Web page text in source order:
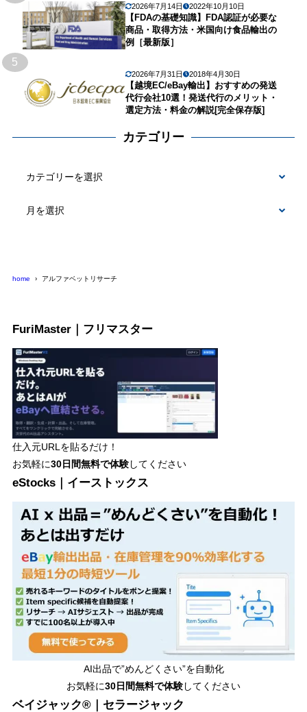
2026年7月14日 2022年10月10日
【FDAの基礎知識】FDA認証が必要な
商品・取得方法・米国向け食品輸出の
例［最新版］
5
2026年7月31日 2018年4月30日
【越境EC/eBay輸出】おすすめの発送
代行会社10選！発送代行のメリット・
選定方法・料金の解説[完全保存版]
カテゴリー
home アルファベットリサーチ
FuriMaster｜フリマスター
仕入元URLを貼るだけ！
お気軽に30日間無料で体験してください
eStocks｜イーストックス
AI出品で”めんどくさい”を自動化
お気軽に30日間無料で体験してください
ベイジャック®｜セラージャック